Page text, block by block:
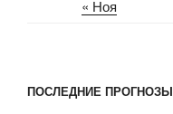
« Ноя
ПОСЛЕДНИЕ ПРОГНОЗЫ